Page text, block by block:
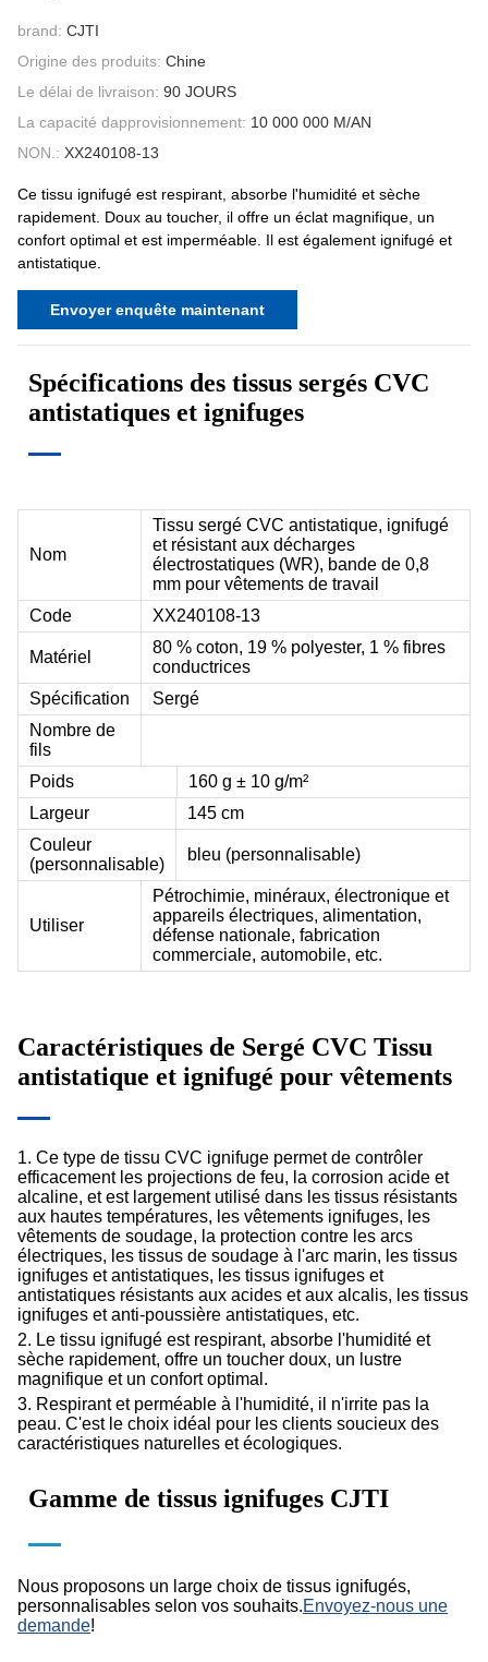
brand: CJTI
Origine des produits: Chine
Le délai de livraison: 90 JOURS
La capacité dapprovisionnement: 10 000 000 M/AN
NON.: XX240108-13
Ce tissu ignifugé est respirant, absorbe l'humidité et sèche
rapidement. Doux au toucher, il offre un éclat magnifique, un
confort optimal et est imperméable. Il est également ignifugé et
antistatique.
Envoyer enquête maintenant
Spécifications des tissus sergés CVC
antistatiques et ignifuges
Nom
Tissu sergé CVC antistatique, ignifugé
et résistant aux décharges
électrostatiques (WR), bande de 0,8
mm pour vêtements de travail
Code
XX240108-13
Matériel
80 % coton, 19 % polyester, 1 % fibres
conductrices
Spécification
Sergé
Nombre de
fils
Poids
160 g ± 10 g/m²
Largeur
145 cm
Couleur
(personnalisable)
bleu (personnalisable)
Utiliser
Pétrochimie, minéraux, électronique et
appareils électriques, alimentation,
défense nationale, fabrication
commerciale, automobile, etc.
Caractéristiques de Sergé CVC Tissu
antistatique et ignifugé pour vêtements
1. Ce type de tissu CVC ignifuge permet de contrôler
efficacement les projections de feu, la corrosion acide et
alcaline, et est largement utilisé dans les tissus résistants
aux hautes températures, les vêtements ignifuges, les
vêtements de soudage, la protection contre les arcs
électriques, les tissus de soudage à l'arc marin, les tissus
ignifuges et antistatiques, les tissus ignifuges et
antistatiques résistants aux acides et aux alcalis, les tissus
ignifuges et anti-poussière antistatiques, etc.
2. Le tissu ignifugé est respirant, absorbe l'humidité et
sèche rapidement, offre un toucher doux, un lustre
magnifique et un confort optimal.
3. Respirant et perméable à l'humidité, il n'irrite pas la
peau. C'est le choix idéal pour les clients soucieux des
caractéristiques naturelles et écologiques.
Gamme de tissus ignifuges CJTI
Nous proposons un large choix de tissus ignifugés,
personnalisables selon vos souhaits.Envoyez-nous une
demande!